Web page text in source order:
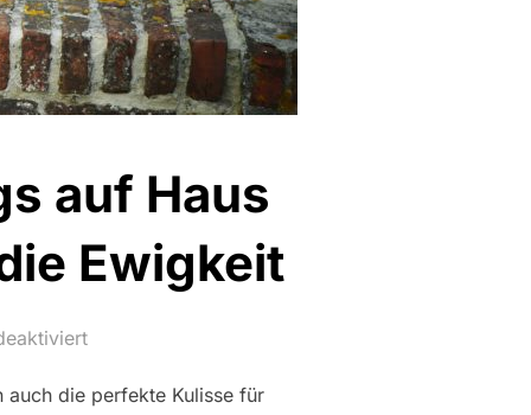
auf Haus
Ewigkeit
auch die perfekte Kulisse für